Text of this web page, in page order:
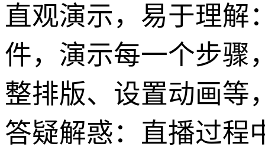
直观演示，易于理解
件，演示每一个步骤
整排版、设置动画等
答疑解惑：直播过程